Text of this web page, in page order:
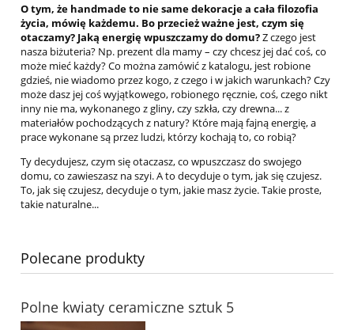
O tym, że handmade to nie same dekoracje a cała filozofia
życia, mówię każdemu. Bo przecież ważne jest, czym się
otaczamy? Jaką energię wpuszczamy do domu?Z czego jest
nasza biżuteria? Np. prezent dla mamy – czy chcesz jej dać coś, co
może mieć każdy? Co można zamówić z katalogu, jest robione
gdzieś, nie wiadomo przez kogo, z czego i w jakich warunkach? Czy
może dasz jej coś wyjątkowego, robionego ręcznie, coś, czego nikt
inny nie ma, wykonanego z gliny, czy szkła, czy drewna... z
materiałów pochodzących z natury? Które mają fajną energię, a
prace wykonane są przez ludzi, którzy kochają to, co robią?
Ty decydujesz, czym się otaczasz, co wpuszczasz do swojego
domu, co zawieszasz na szyi. A to decyduje o tym, jak się czujesz.
To, jak się czujesz, decyduje o tym, jakie masz życie. Takie proste,
takie naturalne...
Polecane produkty
Polne kwiaty ceramiczne sztuk 5